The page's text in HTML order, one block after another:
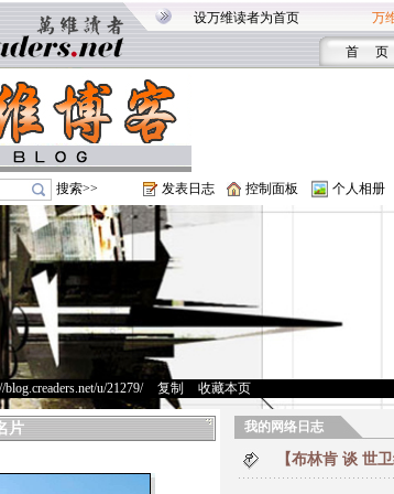
设万维读者为首页 万
首 页
搜索>> 发表日志 控制面板 个人相册
blog.creaders.net/u/21279/> 复制 收藏本页
片 我的网络日志
【布林肯 谈 世